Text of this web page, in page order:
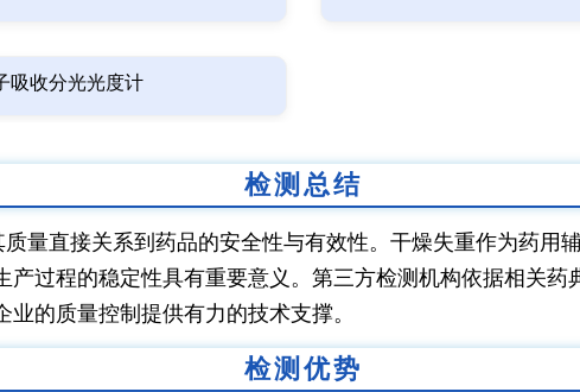
吸收分光光度计
检测总结
量直接关系到药品的安全性与有效性。干燥失重作为药用
过程的稳定性具有重要意义。第三方检测机构依据相关
的质量控制提供有力的技术支撑。
检测优势